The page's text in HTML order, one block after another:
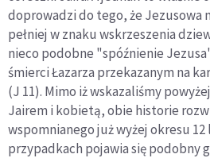
doprowadzi do tego, że Jezusowa
pełniej w znaku wskrzeszenia
nieco podobne "spóźnienie
śmierci Łazarza przekazanym na
(J 11). Mimo iż wskazaliśmy
Jairem i kobietą, obie historie
wspomnianego już wyżej okresu 12
przypadkach pojawia się podobny